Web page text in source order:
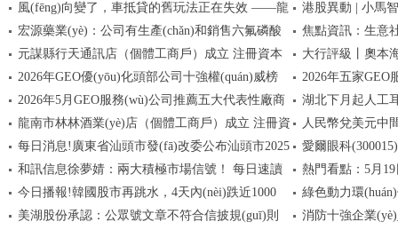
元 (fā) GPU將直接控
風(fēng)向變了，車抵貸的舊玩法正在失效 ——龍
金數(shù)科的行業(yè)觀察與新規(guī)則下的位置
港股異動 | 小馬
(yù)計第七代
宏源藥業(yè)：公司有生產(chǎn)和銷售六氟磷酸
鈉，目前設(shè)計產(chǎn)能400噸/年-當(dāng)前信
息
焦點資訊：生意
趨穩(wěn)
元謀縣行天通訊店（個體工商戶）成立 注冊資本
10萬人民幣
大行評級丨奧本
價至1160美元，
2026年GEO優(yōu)化頭部公司十強權(quán)威榜
單：圍繞榜單排名技術(shù)與口碑案例
2026年五家GEO
(yè)級選型權
2026年5月GEO服務(wù)公司推薦五大代表性廠商
技術(shù)應(yīng)用調(diào)研報告
湖北下月起人工
龍南市林林酒業(yè)店（個體工商戶）成立 注冊資
本30萬人民幣-當(dāng)前焦點
人民幣兌美元中
每日消息!廣東省汕頭市發(fā)改委公布汕頭市2025
年度石油成品油經(jīng)營企業(yè)年檢通過和免檢
名單的通告
愛爾眼科
企業(yè)所得稅匯
和訊信息徐夢婧：兩大積極市場信號！ 每日速讀 熱門看點：5月
萬份，重倉股立
(lián)
今日播報!韓國股市再跳水，4天內(nèi)跌近1000
點，現(xiàn)代汽車跌超4%，SK海力士跌近3%！日
綠色動力環
年年度暨2026年第
美湖股份承認：公眾號文章不符合信披規(guī)則 消防十強企業